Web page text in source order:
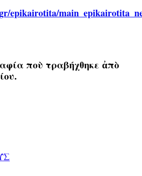
epikairotita/
ποὺ τραβήχθηκε ἀπὸ